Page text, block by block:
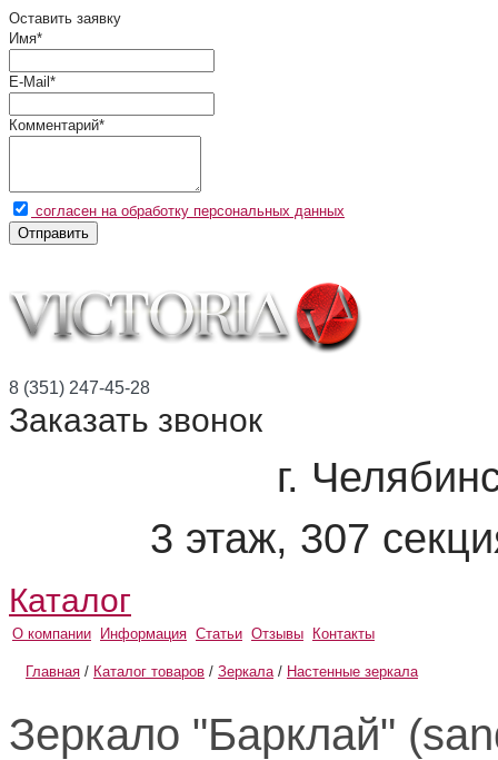
Оставить заявку
Имя*
E-Mail *
Комментарий*
согласен на обработку персональных данных
Отправить
8 (351) 247-45-28
Заказать звонок
г.
3 этаж, 307
Каталог
О компании Информация Статьи Отзывы Контакты
Главная / Каталог товаров / Зеркала/ Настенные зеркала
Зеркало "Барклай"